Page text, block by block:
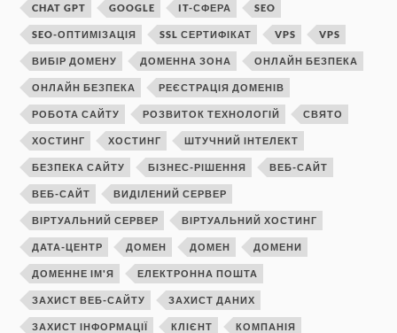
CHAT GPT GOOGLE IT-СФЕРА SEO
SEO-ОПТИМІЗАЦІЯ SSL СЕРТИФІКАТ VPS VPS
ВИБІР ДОМЕНУ ДОМЕННА ЗОНА ОНЛАЙН БЕЗПЕКА
ОНЛАЙН БЕЗПЕКА РЕЄСТРАЦІЯ ДОМЕНІВ
РОБОТА САЙТУ РОЗВИТОК ТЕХНОЛОГІЙ СВЯТО
ХОСТИНГ ХОСТИНГ ШТУЧНИЙ ІНТЕЛЕКТ
БЕЗПЕКА САЙТУ БІЗНЕС-РІШЕННЯ ВЕБ-САЙТ
ВЕБ-САЙТ ВИДІЛЕНИЙ СЕРВЕР
ВІРТУАЛЬНИЙ СЕРВЕР ВІРТУАЛЬНИЙ ХОСТИНГ
ДАТА-ЦЕНТР ДОМЕН ДОМЕН ДОМЕНИ
ДОМЕННЕ ІМ'Я ЕЛЕКТРОННА ПОШТА
ЗАХИСТ ВЕБ-САЙТУ ЗАХИСТ ДАНИХ
ЗАХИСТ ІНФОРМАЦІЇ КЛІЄНТ КОМПАНІЯ